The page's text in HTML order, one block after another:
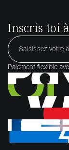
Inscris-toi
Paiement flexible